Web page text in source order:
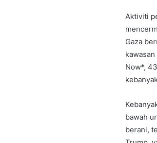
Aktiviti
Gaza
Now*,
bawah
berani,